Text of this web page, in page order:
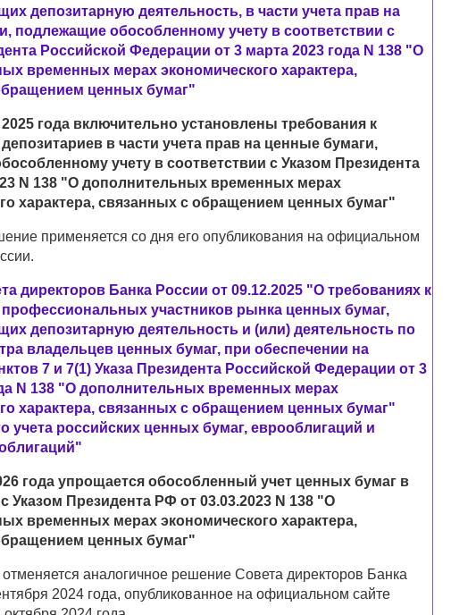
депозитарную деятельность, в части учета прав на
подлежащие обособленному учету в соответствии с
Российской Федерации от 3 марта 2023 года N 138 "О
временных мерах экономического характера,
ценных бумаг"
года включительно установлены требования к
в части учета прав на ценные бумаги,
учету в соответствии с Указом Президента
N 138 "О дополнительных временных мерах
характера, связанных с обращением ценных бумаг"
применяется со дня его опубликования на официальном
директоров Банка России от 09.12.2025 "О требованиях к
профессиональных участников рынка ценных бумаг,
депозитарную деятельность и (или) деятельность по
владельцев ценных бумаг, при обеспечении на
7 и 7(1) Указа Президента Российской Федерации от 3
N 138 "О дополнительных временных мерах
характера, связанных с обращением ценных бумаг"
учета российских ценных бумаг, еврооблигаций и
года упрощается обособленный учет ценных бумаг в
Указом Президента РФ от 03.03.2023 N 138 "О
временных мерах экономического характера,
ценных бумаг"
аналогичное решение Совета директоров Банка
2024 года, опубликованное на официальном сайте